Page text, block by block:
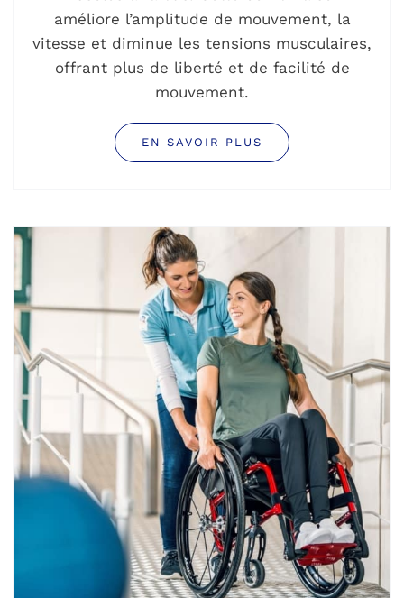
améliore l’amplitude de mouvement, la
vitesse et diminue les tensions musculaires,
offrant plus de liberté et de facilité de
mouvement.
EN SAVOIR PLUS